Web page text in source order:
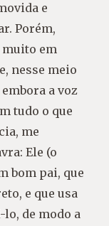
e
Porém,
em
nesse meio
a voz
tudo o que
me
Ele (o
bom pai, que
e que usa
de modo a